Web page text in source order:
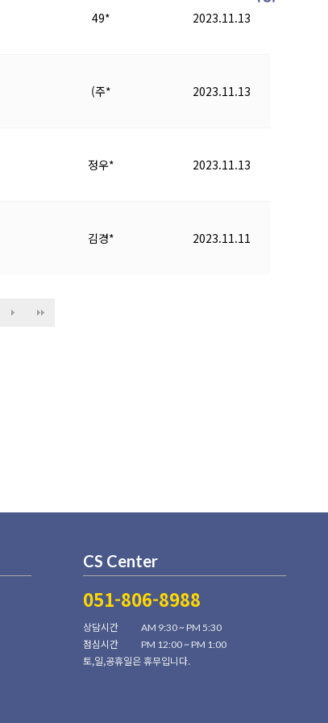
49* 2023.11.13
(주* 2023.11.13
정우* 2023.11.13
김경* 2023.11.11
CS Center
051-806-8988
상담시간 AM 9:30 ~ PM 5:30
점심시간 PM 12:00 ~ PM 1:00
토,일,공휴일은 휴무입니다.